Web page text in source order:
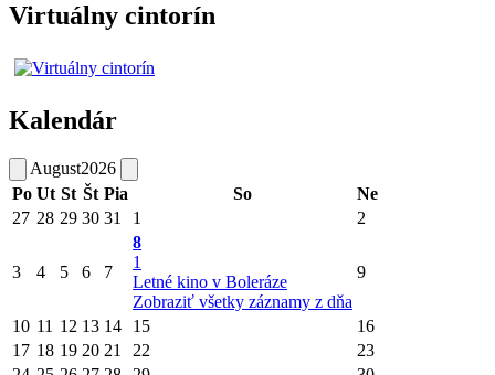
Virtuálny cintorín
Kalendár
August2026
Po Ut St Št Pia So
Ne
27 28 29 30 31 1 2
3 4 5 6 7
8
1
Letné kino v Boleráze
Zobraziť všetky záznamy z dňa
9
10 11 12 13 14 15
16
17 18 19 20 21 22
23